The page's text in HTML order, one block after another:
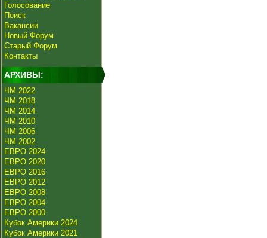
Голосование
Поиск
Вакансии
Новый Форум
Старый Форум
Контакты
АРХИВЫ:
ЧМ 2022
ЧМ 2018
ЧМ 2014
ЧМ 2010
ЧМ 2006
ЧМ 2002
ЕВРО 2024
ЕВРО 2020
ЕВРО 2016
ЕВРО 2012
ЕВРО 2008
ЕВРО 2004
ЕВРО 2000
Кубок Америки 2024
Кубок Америки 2021